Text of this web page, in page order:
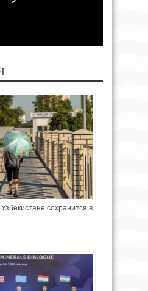
сохранится в